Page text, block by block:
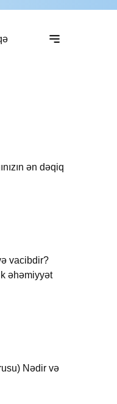
ən dəqiq
vacibdir?
əhəmiyyət
Nədir və